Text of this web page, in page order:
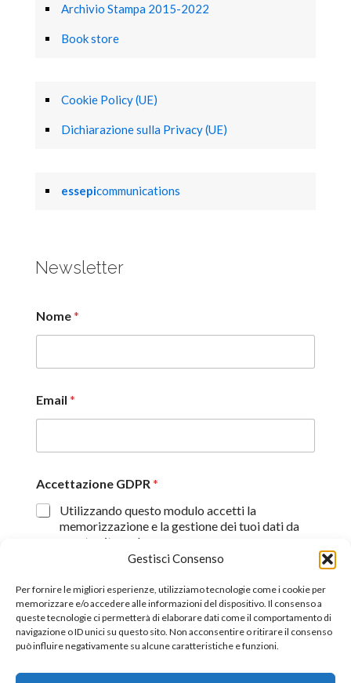
Gestisci Consenso
Per fornire le migliori esperienze, utilizziamo tecnologie come i cookie per
memorizzare e/o accedere alle informazioni del dispositivo. Il consenso a
queste tecnologie ci permetterà di elaborare dati come il comportamento di
navigazione o ID unici su questo sito. Non acconsentire o ritirare il consenso
può influire negativamente su alcune caratteristiche e funzioni.
Archivio Stampa 2015-2022
Book store
Cookie Policy (UE)
Dichiarazione sulla Privacy (UE)
essepicommunications
Newsletter
Nome*
Email *
Accettazione GDPR*
Utilizzando questo modulo accetti la
memorizzazione e la gestione dei tuoi dati da
questo sito web.
Proseguendo, dichiaro di aver preso visione
Invia